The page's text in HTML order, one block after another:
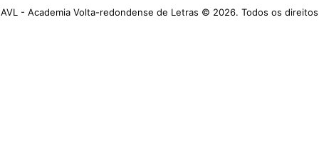
AVL - Academia Volta-redondense de Letras © 2026. Todos os direitos